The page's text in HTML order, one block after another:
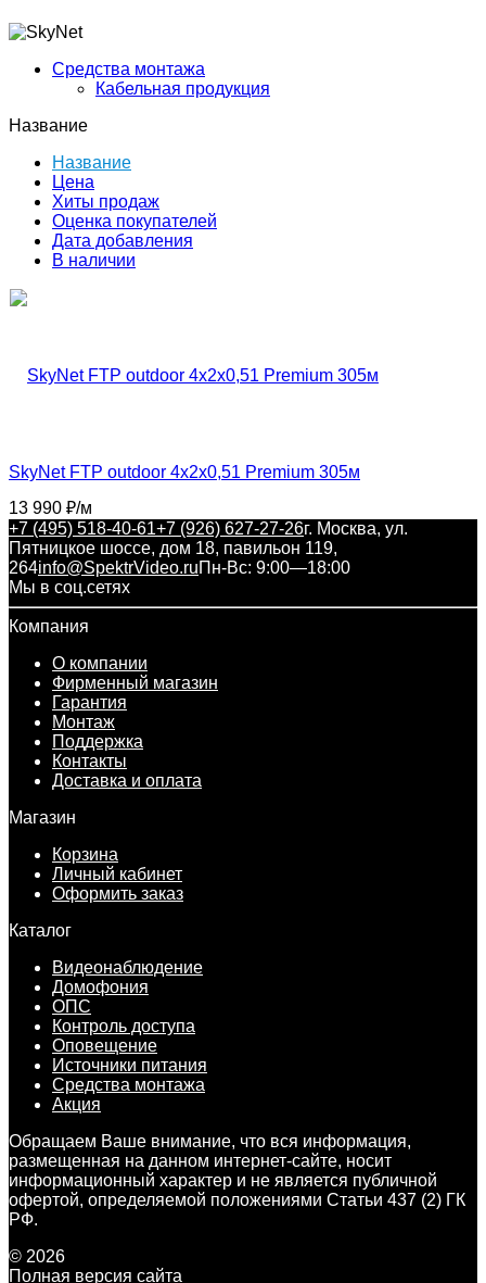
Средства монтажа
Кабельная продукция
Название
Название
Цена
Хиты продаж
Оценка покупателей
Дата добавления
В наличии
​SkyNet FTP outdoor 4x2x0,51 Premium 305м
13 990 ₽/м
+7 (495) 518-40-61+7 (926) 627-27-26г. Москва, ул.
Пятницкое шоссе, дом 18, павильон 119,
264info@SpektrVideo.ruПн-Вс: 9:00—18:00
Мы в соц.сетях
Компания
О компании
Фирменный магазин
Гарантия
Монтаж
Поддержка
Контакты
Доставка и оплата
Магазин
Корзина
Личный кабинет
Оформить заказ
Каталог
Видеонаблюдение
Домофония
ОПС
Контроль доступа
Оповещение
Источники питания
Средства монтажа
Акция
Обращаем Ваше внимание, что вся информация,
размещенная на данном интернет-сайте, носит
информационный характер и не является публичной
офертой, определяемой положениями Статьи 437 (2) ГК
РФ.
© 2026
Полная версия сайта